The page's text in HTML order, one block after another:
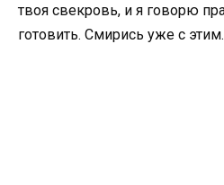
твоя свекровь, и я говорю
готовить. Смирись уже с этим.